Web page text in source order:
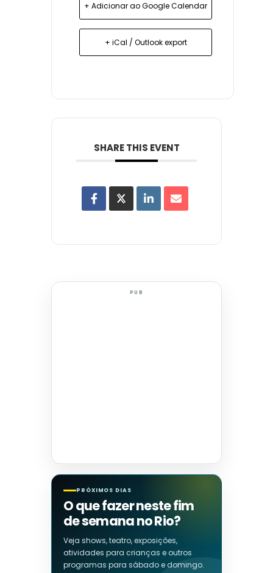
+ Adicionar ao Google Calendar
+ iCal / Outlook export
SHARE THIS EVENT
PUB
PRÓXIMOS DIAS
O que fazer neste fim
de semana no Rio?
Veja shows, teatro, exposições,
atividades para crianças e outros
programas para sábado e domingo.